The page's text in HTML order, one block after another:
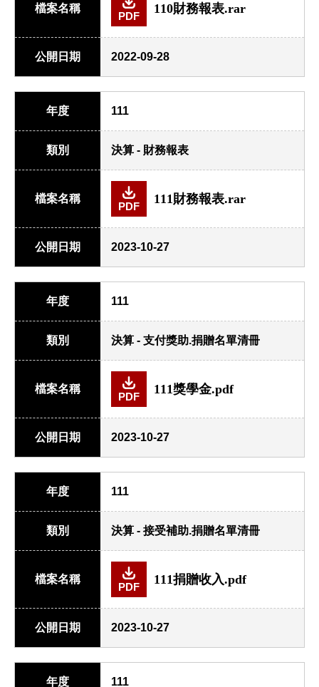
檔案名稱
PDF
110財務報表.rar
公開日期 2022-09-28
年度 111
類別 決算 - 財務報表
檔案名稱
PDF
111財務報表.rar
公開日期 2023-10-27
年度 111
類別 決算 - 支付獎助.捐贈名單清冊
檔案名稱
PDF
111獎學金.pdf
公開日期 2023-10-27
年度 111
類別 決算 - 接受補助.捐贈名單清冊
檔案名稱
PDF
111捐贈收入.pdf
公開日期 2023-10-27
年度 111